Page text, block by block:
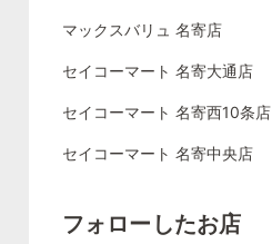
マックスバリュ 名寄店
セイコーマート 名寄大通店
セイコーマート 名寄西10条店
セイコーマート 名寄中央店
フォローしたお店